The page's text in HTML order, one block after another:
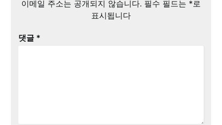
이메일 주소는 공개되지 않습니다. 필수 필드는 *로
표시됩니다
댓글 *